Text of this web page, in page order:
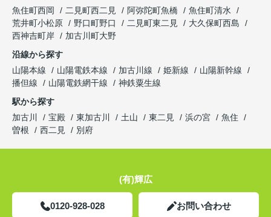
魚住町西岡
二見町西二見 阿弥陀町魚橋
魚住町清水
荒井町小松原
野口町野口 二見町東二見
大久保町西島
西神吉町岸
加古川町大野
沿線から探す
山陽本線
山陽電鉄本線 加古川線 姫新線
山陽新幹線
播但線
山陽電鉄網干線
神鉄粟生線
駅から探す
加古川
宝殿 東加古川 土山 東二見 浜の宮
魚住
曽根
西二見 別府
(有)輝広
0120-928-028 お問い合わせ